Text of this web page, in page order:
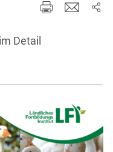
Detail